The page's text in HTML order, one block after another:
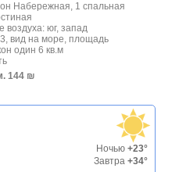
Набережная, 1 спальная
воздуха: юг, запад
вид на море, площадь
один 6 кв.м
144 ₪
Ночью +23°
Завтра +34°